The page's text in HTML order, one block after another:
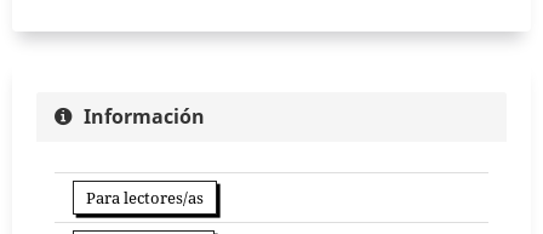
Información
Para lectores/as